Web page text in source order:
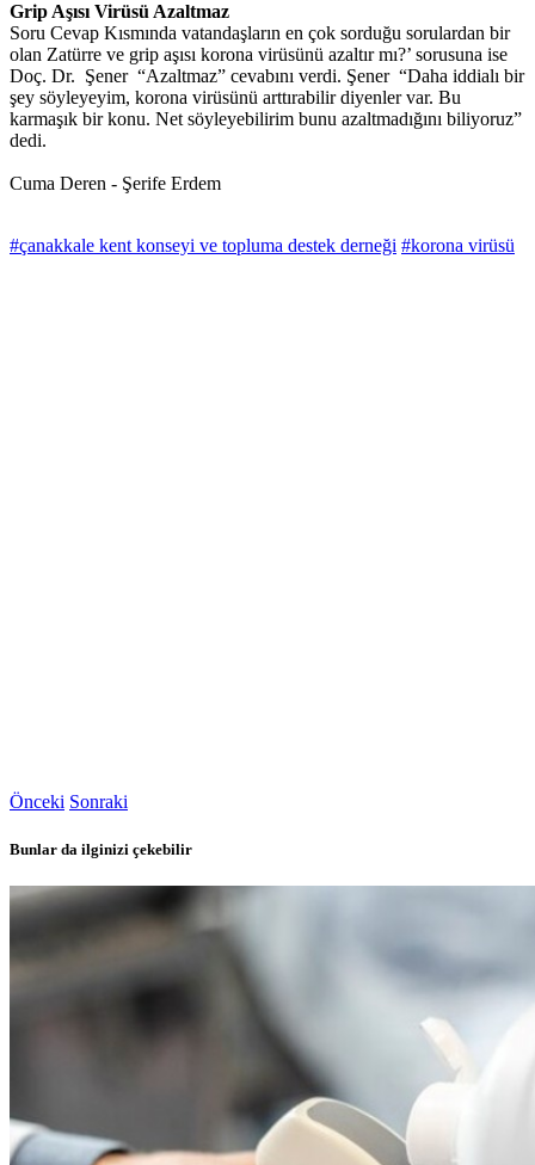
Grip Aşısı Virüsü Azaltmaz
Soru Cevap Kısmında vatandaşların en çok sorduğu sorulardan bir
olan Zatürre ve grip aşısı korona virüsünü azaltır mı?’ sorusuna ise
Doç. Dr. Şener “Azaltmaz” cevabını verdi. Şener “Daha iddialı bir
şey söyleyeyim, korona virüsünü arttırabilir diyenler var. Bu
karmaşık bir konu. Net söyleyebilirim bunu azaltmadığını biliyoruz”
dedi.
Cuma Deren - Şerife Erdem
#çanakkale kent konseyi ve topluma destek derneği #korona virüsü
Önceki Sonraki
Bunlar da ilginizi çekebilir